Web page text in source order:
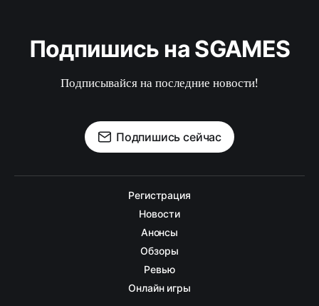
Подпишись на SGAMES
Подписывайся на последние новости!
Подпишись сейчас
Регистрация
Новости
Анонсы
Обзоры
Ревью
Онлайн игры